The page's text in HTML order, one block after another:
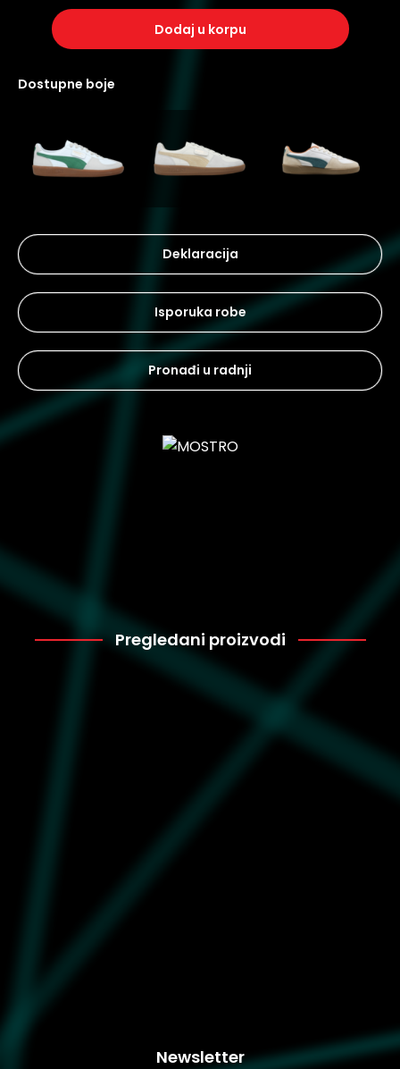
dodaj u korpu
dostupne boje
Deklaracija
Isporuka robe
Pronađi u radnji
Pregledani proizvodi
Newsletter